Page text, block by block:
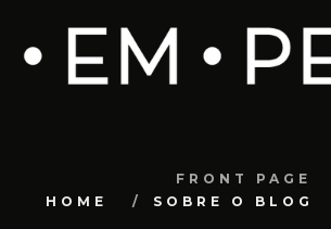
FRONT PAGE
HOME
SOBRE O BLOG